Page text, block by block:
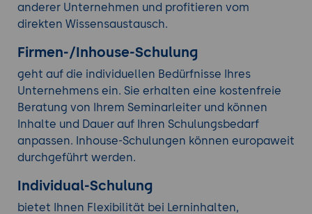
anderer Unternehmen und profitieren vom
direkten Wissensaustausch.
Firmen-/Inhouse-Schulung
geht auf die individuellen Bedürfnisse Ihres
Unternehmens ein. Sie erhalten eine kostenfreie
Beratung von Ihrem Seminarleiter und können
Inhalte und Dauer auf Ihren Schulungsbedarf
anpassen. Inhouse-Schulungen können europaweit
durchgeführt werden.
Individual-Schulung
bietet Ihnen Flexibilität bei Lerninhalten,